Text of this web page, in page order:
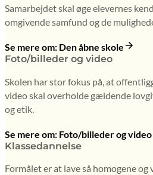
Samarbejdet skal øge elevernes
omgivende samfund og de
Se mere om: Den åbne skole
Foto/billeder og video
Skolen har stor fokus på, at
video skal overholde gældende
og etik.
Se mere om: Foto/billeder og video
Klassedannelse
Formålet er at lave så homogene